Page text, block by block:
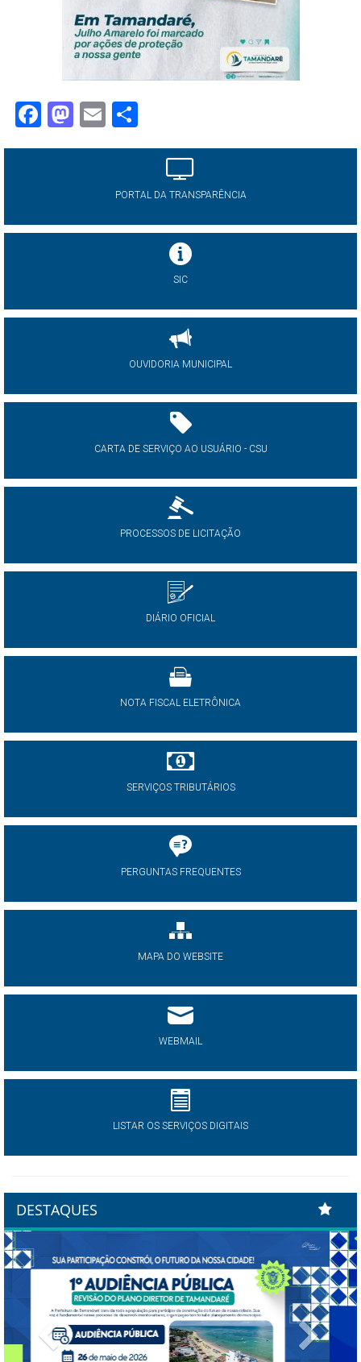
Facebook
Mastodon
Email
PORTAL DA TRANSPARÊNCIA
SIC
OUVIDORIA MUNICIPAL
CARTA DE SERVIÇO AO USUÁRIO - CSU
PROCESSOS DE LICITAÇÃO
DIÁRIO OFICIAL
NOTA FISCAL ELETRÔNICA
SERVIÇOS TRIBUTÁRIOS
PERGUNTAS FREQUENTES
MAPA DO WEBSITE
WEBMAIL
LISTAR OS SERVIÇOS DIGITAIS
DESTAQUES